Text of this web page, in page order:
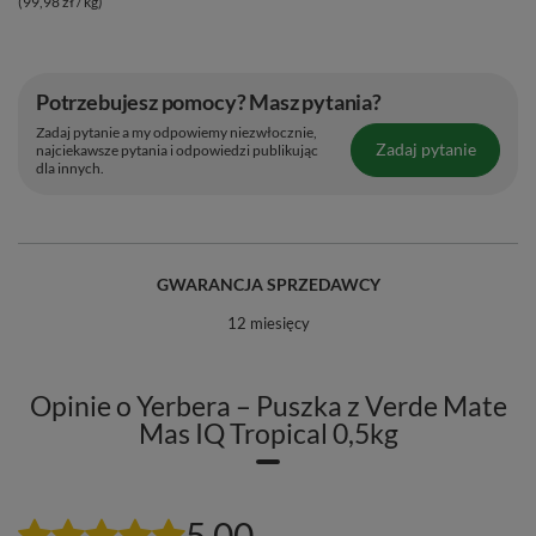
płatki bławatka, płatki nagietka, naturalne aromaty
🏭 Wyprodukowano dla:Venusti Sp. z o.o.
🗓️ Najlepiej spożyć przed:Data ważności i nr partii na
opakowaniu.
Potrzebujesz pomocy? Masz pytania?
Zadaj pytanie a my odpowiemy niezwłocznie,
najciekawsze pytania i odpowiedzi publikując
dla innych.
Zadaj pytanie
GWARANCJA SPRZEDAWCY
12 miesięcy
Opinie o Yerbera – Puszka z Verde Mate
Mas IQ Tropical 0,5kg